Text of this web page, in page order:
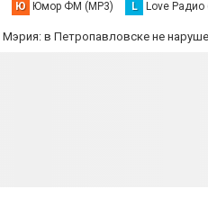
Ю Юмор ФМ (MP3) L Love Радио
Мэрия: в Петропавловске не